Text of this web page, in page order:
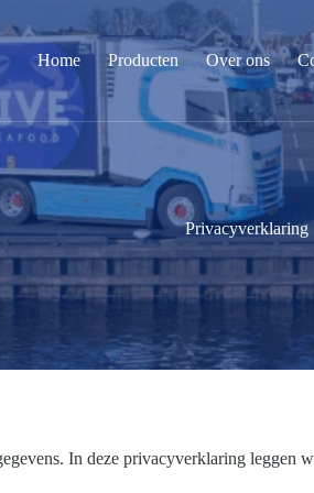
Home Producten Over ons
Privacyverklaring
In deze privacyverklaring